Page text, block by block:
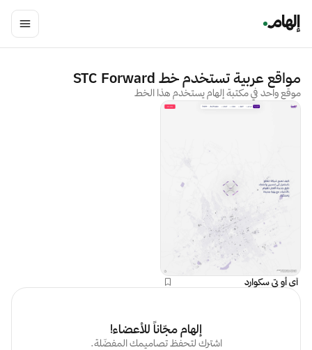
مواقع عربية تستخدم خط STC Forward
موقع واحد في مكتبة إلهام يستخدم هذا الخط
آي أو تي سكوارد
إلهام مجّاناً للأعضاء!
اشترك لتحفظ تصاميمك المفضّلة.